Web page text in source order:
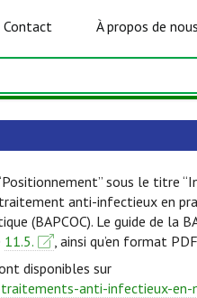
Contact À propos de nous
sous le titre
anti-infectieux en
(BAPCOC). Le guide de la
11.5. , ainsi qu’en format
disponibles sur
anti-infectieux-